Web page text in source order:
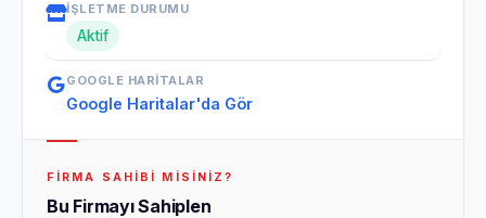
İŞLETME DURUMU
Aktif
GOOGLE HARITALAR
Google Haritalar'da Gör
FIRMA SAHIBI MISINIZ?
Bu Firmayı Sahiplen